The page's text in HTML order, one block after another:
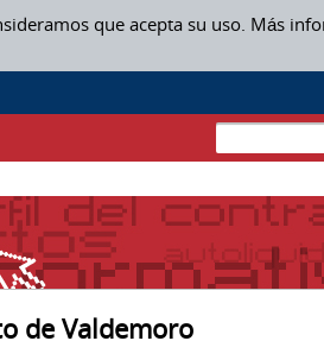
que acepta su uso. Más
de Valdemoro